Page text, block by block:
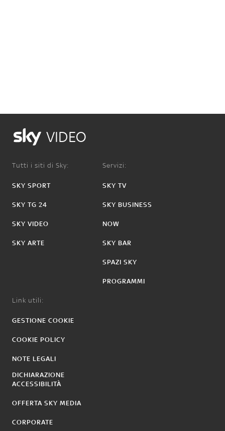
VIDEO
Tutti i siti di Sky:
SKY SPORT
SKY TG 24
SKY VIDEO
SKY ARTE
Servizi:
SKY TV
SKY BUSINESS
NOW
SKY BAR
SPAZI SKY
PROGRAMMI
Link utili:
GESTIONE COOKIE
COOKIE POLICY
NOTE LEGALI
DICHIARAZIONE
ACCESSIBILITÀ
OFFERTA SKY MEDIA
CORPORATE